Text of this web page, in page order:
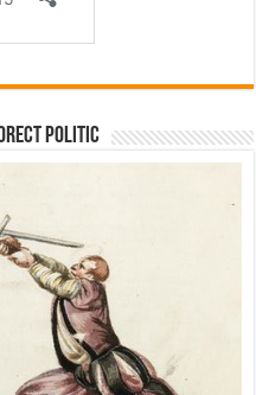
Politic